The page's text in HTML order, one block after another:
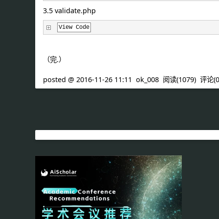
3.5 validate.php
View Code
（完.）
posted @ 2016-11-26 11:11 ok_008 阅读(1079) 评论(0